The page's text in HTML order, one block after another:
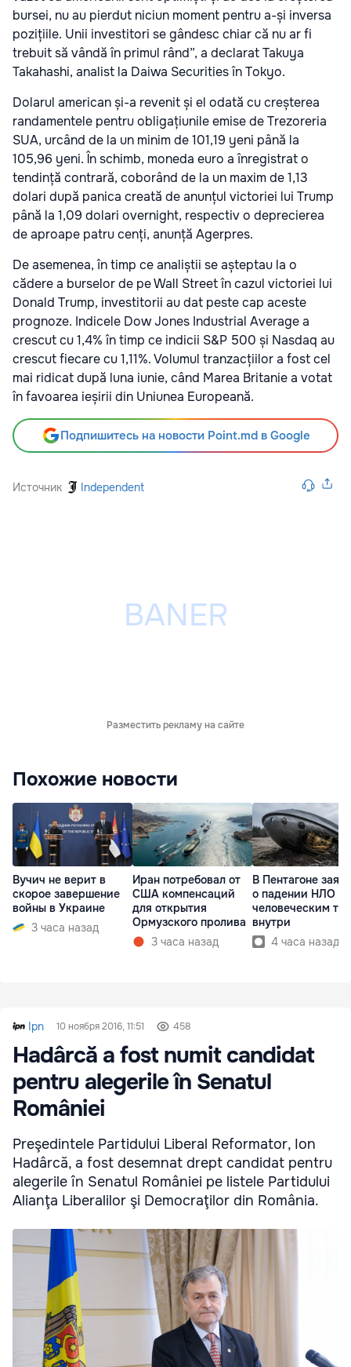
bursei, nu au pierdut niciun moment pentru a-și inversa
pozițiile. Unii investitori se gândesc chiar că nu ar fi
trebuit să vândă în primul rând”, a declarat Takuya
Takahashi, analist la Daiwa Securities în Tokyo.
Dolarul american și-a revenit și el odată cu creșterea
randamentele pentru obligațiunile emise de Trezoreria
SUA, urcând de la un minim de 101,19 yeni până la
105,96 yeni. În schimb, moneda euro a înregistrat o
tendință contrară, coborând de la un maxim de 1,13
dolari după panica creată de anunțul victoriei lui Trump
până la 1,09 dolari overnight, respectiv o deprecierea
de aproape patru cenți, anunță Agerpres.
De asemenea, în timp ce analiștii se așteptau la o
cădere a burselor de pe Wall Street în cazul victoriei lui
Donald Trump, investitorii au dat peste cap aceste
prognoze. Indicele Dow Jones Industrial Average a
crescut cu 1,4% în timp ce indicii S&P 500 și Nasdaq au
crescut fiecare cu 1,11%. Volumul tranzacțiilor a fost cel
mai ridicat după luna iunie, când Marea Britanie a votat
în favoarea ieșirii din Uniunea Europeană.
Подпишитесь на новости Point.md в Google
Источник Independent
Разместить рекламу на сайте
Похожие новости
Вучич не верит в
скорое завершение
войны в Украине
3 часа назад
Иран потребовал от
США компенсаций
для открытия
Ормузского пролива
3 часа назад
В Пентагоне
о падении НЛО с
человеческим
внутри
4 часа назад
Ipn 10 ноября 2016, 11:51 458
Hadârcă a fost numit candidat
pentru alegerile în Senatul
României
Preşedintele Partidului Liberal Reformator, Ion
Hadârcă, a fost desemnat drept candidat pentru
alegerile în Senatul României pe listele Partidului
Alianţa Liberalilor şi Democraţilor din România.